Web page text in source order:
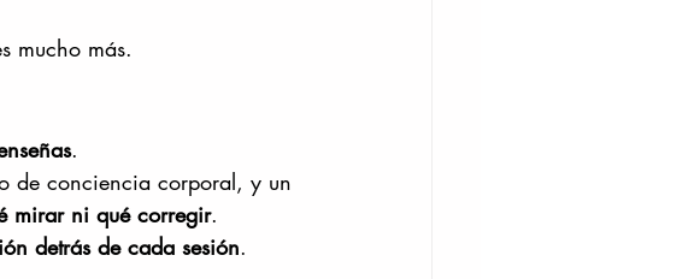
mucho más.
.
de conciencia corporal, y un
mirar ni qué corregir.
detrás de cada sesión.